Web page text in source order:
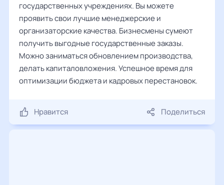
государственных учреждениях. Вы можете
проявить свои лучшие менеджерские и
организаторские качества. Бизнесмены сумеют
получить выгодные государственные заказы.
Можно заниматься обновлением производства,
делать капиталовложения. Успешное время для
оптимизации бюджета и кадровых перестановок.
Нравится Поделиться